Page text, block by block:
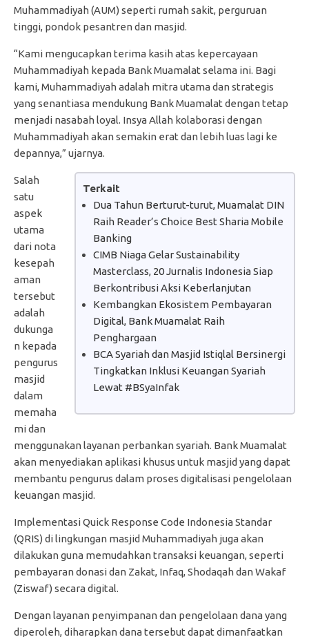
Muhammadiyah (AUM) seperti rumah sakit, perguruan
tinggi, pondok pesantren dan masjid.
“Kami mengucapkan terima kasih atas kepercayaan
Muhammadiyah kepada Bank Muamalat selama ini. Bagi
kami, Muhammadiyah adalah mitra utama dan strategis
yang senantiasa mendukung Bank Muamalat dengan tetap
menjadi nasabah loyal. Insya Allah kolaborasi dengan
Muhammadiyah akan semakin erat dan lebih luas lagi ke
depannya,” ujarnya.
Terkait
Dua Tahun Berturut-turut, Muamalat DIN
Raih Reader’s Choice Best Sharia Mobile
Banking
CIMB Niaga Gelar Sustainability
Masterclass, 20 Jurnalis Indonesia Siap
Berkontribusi Aksi Keberlanjutan
Kembangkan Ekosistem Pembayaran
Digital, Bank Muamalat Raih
Penghargaan
BCA Syariah dan Masjid Istiqlal Bersinergi
Tingkatkan Inklusi Keuangan Syariah
Lewat #BSyaInfak
Salah
satu
aspek
utama
dari nota
kesepah
aman
tersebut
adalah
dukunga
n kepada
pengurus
masjid
dalam
memaha
mi dan
menggunakan layanan perbankan syariah. Bank Muamalat
akan menyediakan aplikasi khusus untuk masjid yang dapat
membantu pengurus dalam proses digitalisasi pengelolaan
keuangan masjid.
Implementasi Quick Response Code Indonesia Standar
(QRIS) di lingkungan masjid Muhammadiyah juga akan
dilakukan guna memudahkan transaksi keuangan, seperti
pembayaran donasi dan Zakat, Infaq, Shodaqah dan Wakaf
(Ziswaf) secara digital.
Dengan layanan penyimpanan dan pengelolaan dana yang
diperoleh, diharapkan dana tersebut dapat dimanfaatkan